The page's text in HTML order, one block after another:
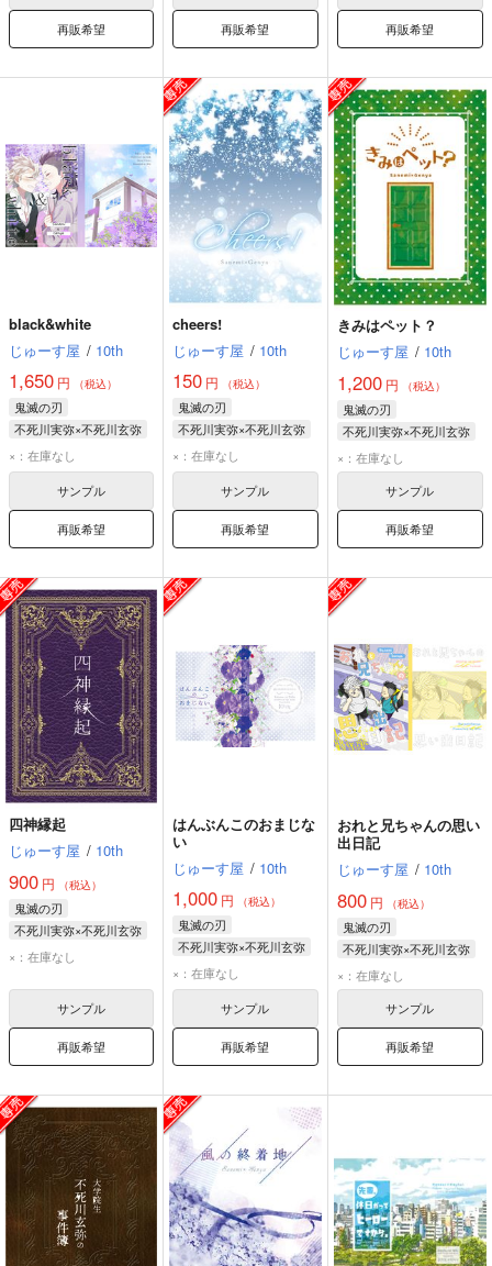
再販希望 再販希望 再販希望
black&white
じゅーす屋 / 10th
1,650 円 （税込）
鬼滅の刃
不死川実弥×不死川玄弥
×：在庫なし
サンプル
再販希望
cheers!
じゅーす屋 / 10th
150 円 （税込）
鬼滅の刃
不死川実弥×不死川玄弥
不死川実弥
不死川玄弥
×：在庫なし
サンプル
再販希望
きみはペット？
じゅーす屋 / 10th
1,200円 （税込）
鬼滅の刃
不死川実弥×不死川玄弥
不死川実弥
不死川玄弥
×：在庫なし
サンプル
再販希望
四神縁起
じゅーす屋 / 10th
900 円 （税込）
鬼滅の刃
不死川実弥×不死川玄弥
不死川実弥
×：在庫なし
サンプル
再販希望
はんぶんこのおまじな
い
じゅーす屋 / 10th
1,000 円 （税込）
鬼滅の刃
不死川実弥×不死川玄弥
不死川実弥
不死川玄弥
×：在庫なし
サンプル
再販希望
おれと兄ちゃんの思い
出日記
じゅーす屋 / 10th
800円 （税込）
鬼滅の刃
不死川実弥×不死川玄弥
不死川実弥
不死川玄弥
×：在庫なし
サンプル
再販希望